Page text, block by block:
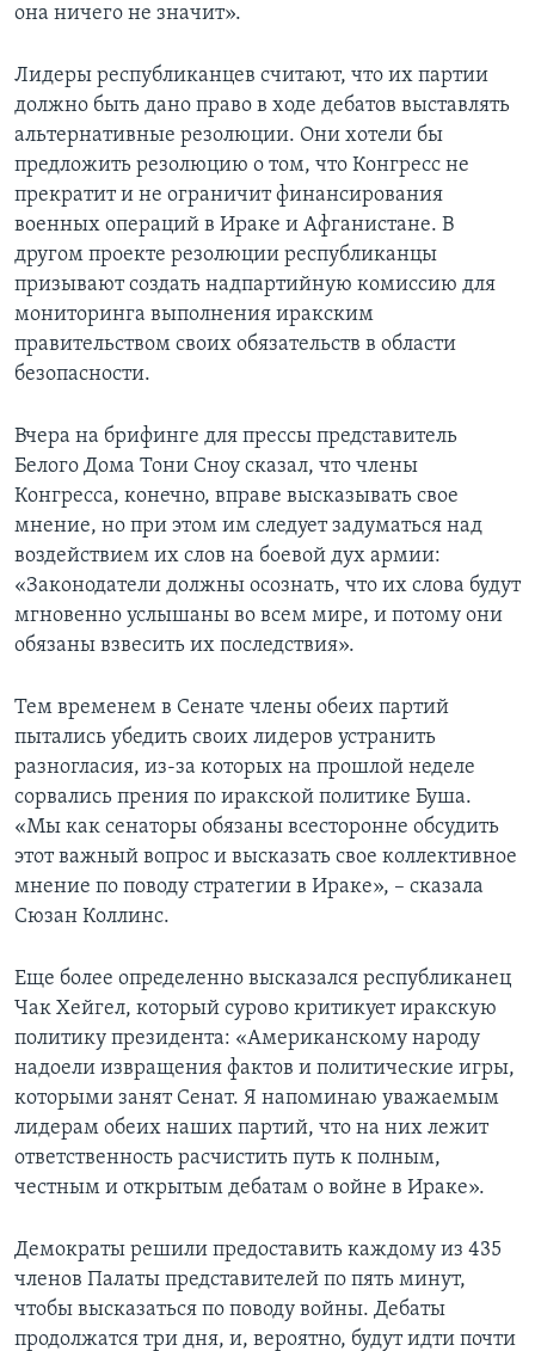
она ничего не значит».
Лидеры республиканцев считают, что их партии
должно быть дано право в ходе дебатов выставлять
альтернативные резолюции. Они хотели бы
предложить резолюцию о том, что Конгресс не
прекратит и не ограничит финансирования
военных операций в Ираке и Афганистане. В
другом проекте резолюции республиканцы
призывают создать надпартийную комиссию для
мониторинга выполнения иракским
правительством своих обязательств в области
безопасности.
Вчера на брифинге для прессы представитель
Белого Дома Тони Сноу сказал, что члены
Конгресса, конечно, вправе высказывать свое
мнение, но при этом им следует задуматься над
воздействием их слов на боевой дух армии:
«Законодатели должны осознать, что их слова будут
мгновенно услышаны во всем мире, и потому они
обязаны взвесить их последствия».
Тем временем в Сенате члены обеих партий
пытались убедить своих лидеров устранить
разногласия, из-за которых на прошлой неделе
сорвались прения по иракской политике Буша.
«Мы как сенаторы обязаны всесторонне обсудить
этот важный вопрос и высказать свое коллективное
мнение по поводу стратегии в Ираке», – сказала
Сюзан Коллинс.
Еще более определенно высказался республиканец
Чак Хейгел, который сурово критикует иракскую
политику президента: «Американскому народу
надоели извращения фактов и политические игры,
которыми занят Сенат. Я напоминаю уважаемым
лидерам обеих наших партий, что на них лежит
ответственность расчистить путь к полным,
честным и открытым дебатам о войне в Ираке».
Демократы решили предоставить каждому из 435
членов Палаты представителей по пять минут,
чтобы высказаться по поводу войны. Дебаты
продолжатся три дня, и, вероятно, будут идти почти